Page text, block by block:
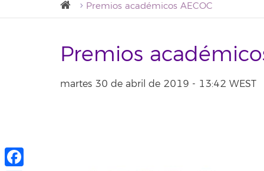
Premios académicos AECOC
Premios
martes 30 de abril de 2019 - 13:42 WEST